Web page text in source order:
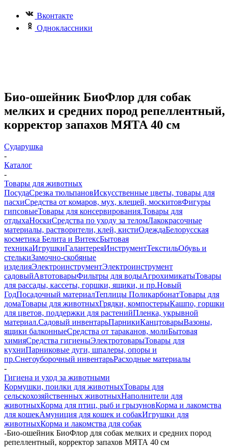
Вконтакте
Одноклассники
Био-ошейник БиоФлор для собак
мелких и средних пород репеллентный,
корректор запахов МЯТА 40 см
Сударушка
-
Каталог
-
Товары для животных
ПосудаСрезка тюльпановИскусственные цветы, товары для
пасхиСредства от комаров, мух, клещей, москитовФигуры
гипсовыеТовары для консервирования.Товары для
отдыхаНоскиСредства по уходу за теломЛакокрасочные
материалы, растворители, клей, кистиОдеждаБелорусская
косметика Белита и ВитексБытовая
техникаИгрушкиГалантереяИнструментТекстильОбувь и
стелькиЗамочно-скобяные
изделияЭлектроинструментЭлектроинструмент
садовыйАвтотоварыФильтры для водыАгрохимикатыТовары
для рассады, кассеты, горшки, ящики, и пр.Новый
ГодПосадочный материалТеплицы ПоликарбонатТовары для
домаТовары для животныхГрядки, компостерыКашпо, горшки
для цветов, поддержки для растенийПленка, укрывной
материал.Садовый инвентарьПарникиКанцтоварыВазоны,
ящики балконныеСредства от тараканов, молиБытовая
химияСредства гигиеныЭлектротоварыТовары для
кухниПарниковые дуги, шпалеры, опоры и
пр.Снегоуборочный инвентарьРасходные материалы
-
Гигиена и уход за животными
Кормушки, поилки для животныхТовары для
сельскохозяйственных животныхНаполнители для
животныхКорма для птиц, рыб и грызуновКорма и лакомства
для кошекАмуниция для кошек и собакИгрушки для
животныхКорма и лакомства для собак
-Био-ошейник БиоФлор для собак мелких и средних пород
репеллентный, корректор запахов МЯТА 40 см